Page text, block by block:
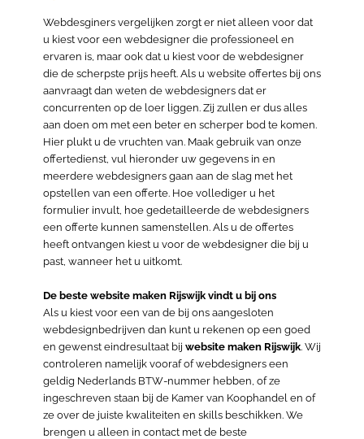
Webdesginers vergelijken zorgt er niet alleen voor dat
u kiest voor een webdesigner die professioneel en
ervaren is, maar ook dat u kiest voor de webdesigner
die de scherpste prijs heeft. Als u website offertes bij ons
aanvraagt dan weten de webdesigners dat er
concurrenten op de loer liggen. Zij zullen er dus alles
aan doen om met een beter en scherper bod te komen.
Hier plukt u de vruchten van. Maak gebruik van onze
offertedienst, vul hieronder uw gegevens in en
meerdere webdesigners gaan aan de slag met het
opstellen van een offerte. Hoe vollediger u het
formulier invult, hoe gedetailleerde de webdesigners
een offerte kunnen samenstellen. Als u de offertes
heeft ontvangen kiest u voor de webdesigner die bij u
past, wanneer het u uitkomt.
De beste website maken Rijswijk vindt u bij ons
Als u kiest voor een van de bij ons aangesloten
webdesignbedrijven dan kunt u rekenen op een goed
en gewenst eindresultaat bij website maken Rijswijk. Wij
controleren namelijk vooraf of webdesigners een
geldig Nederlands BTW-nummer hebben, of ze
ingeschreven staan bij de Kamer van Koophandel en of
ze over de juiste kwaliteiten en skills beschikken. We
brengen u alleen in contact met de beste